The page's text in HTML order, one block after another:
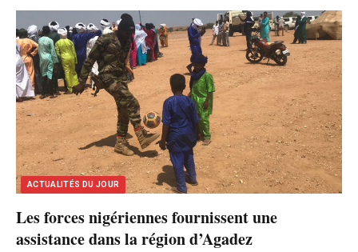
ACTUALITÉS DU JOUR
Les forces nigériennes fournissent une
assistance dans la région d’Agadez